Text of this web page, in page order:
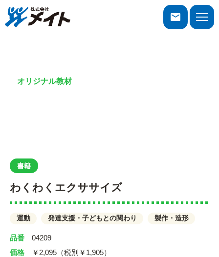
toggle
オリジナル教材
書籍
わくわくエクササイズ
運動 発達支援・子どもとの関わり 製作・造形
品番
04209
価格
￥2,095（税別￥1,905）